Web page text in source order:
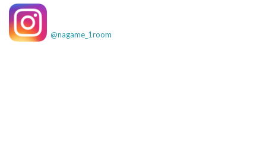
@nagame_1room